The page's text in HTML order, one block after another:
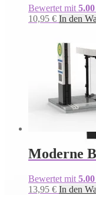
Bewertet mit 5.00
10,95 € In den
Moderne
Bewertet mit 5.00
13,95 € In den